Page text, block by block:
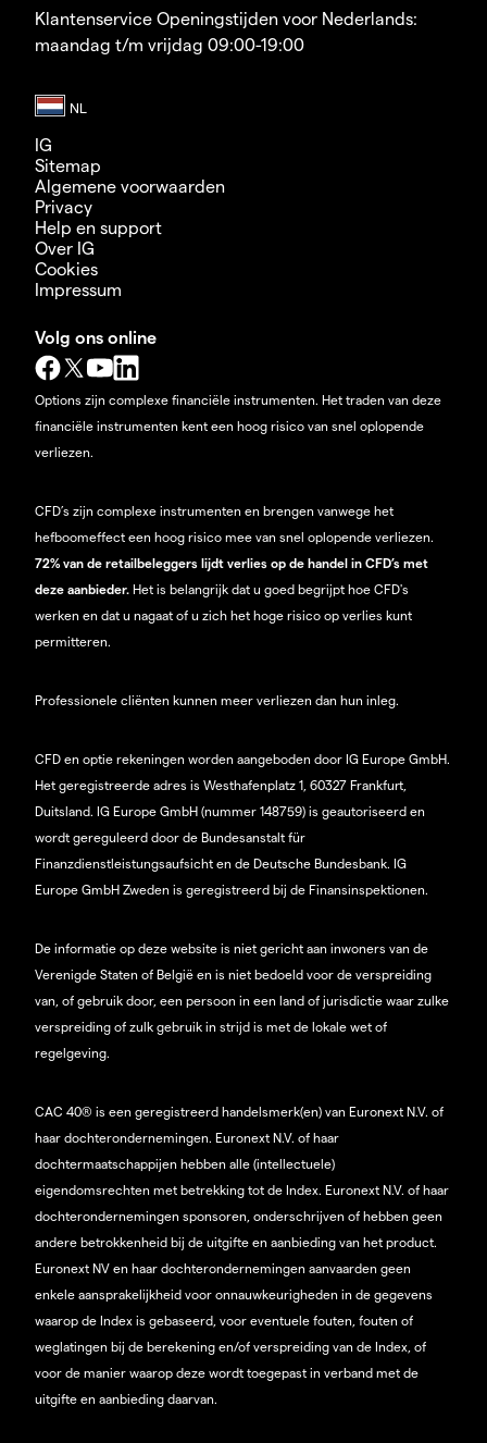
Klantenservice Openingstijden voor Nederlands:
maandag t/m vrijdag 09:00-19:00
IG
Sitemap
Algemene voorwaarden
Privacy
Help en support
Over IG
Cookies
Impressum
Volg ons online
Options zijn complexe financiële instrumenten. Het traden van deze
financiële instrumenten kent een hoog risico van snel oplopende
verliezen.
CFD’s zijn complexe instrumenten en brengen vanwege het
hefboomeffect een hoog risico mee van snel oplopende verliezen.
72% van de retailbeleggers lijdt verlies op de handel in CFD’s met
deze aanbieder. Het is belangrijk dat u goed begrijpt hoe CFD's
werken en dat u nagaat of u zich het hoge risico op verlies kunt
permitteren.
Professionele cliënten kunnen meer verliezen dan hun inleg.
CFD en optie rekeningen worden aangeboden door IG Europe GmbH.
Het geregistreerde adres is Westhafenplatz 1, 60327 Frankfurt,
Duitsland. IG Europe GmbH (nummer 148759) is geautoriseerd en
wordt gereguleerd door de Bundesanstalt für
Finanzdienstleistungsaufsicht en de Deutsche Bundesbank. IG
Europe GmbH Zweden is geregistreerd bij de Finansinspektionen.
De informatie op deze website is niet gericht aan inwoners van de
Verenigde Staten of België en is niet bedoeld voor de verspreiding
van, of gebruik door, een persoon in een land of jurisdictie waar zulke
verspreiding of zulk gebruik in strijd is met de lokale wet of
regelgeving.
CAC 40® is een geregistreerd handelsmerk(en) van Euronext N.V. of
haar dochterondernemingen. Euronext N.V. of haar
dochtermaatschappijen hebben alle (intellectuele)
eigendomsrechten met betrekking tot de Index. Euronext N.V. of haar
dochterondernemingen sponsoren, onderschrijven of hebben geen
andere betrokkenheid bij de uitgifte en aanbieding van het product.
Euronext NV en haar dochterondernemingen aanvaarden geen
enkele aansprakelijkheid voor onnauwkeurigheden in de gegevens
waarop de Index is gebaseerd, voor eventuele fouten, fouten of
weglatingen bij de berekening en/of verspreiding van de Index, of
voor de manier waarop deze wordt toegepast in verband met de
uitgifte en aanbieding daarvan.